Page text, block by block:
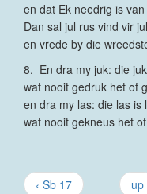
en dat Ek needrig is
Dan sal jul rus vind vir
en vrede by die
8. En dra my juk: die
wat nooit gedruk het of
en dra my las: die las is
wat nooit gekneus het
‹ Sb 17 up